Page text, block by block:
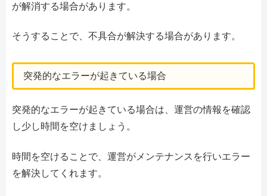
が解消する場合があります。
そうすることで、不具合が解決する場合があります。
突発的なエラーが起きている場合
突発的なエラーが起きている場合は、運営の情報を確認
し少し時間を空けましょう。
時間を空けることで、運営がメンテナンスを行いエラー
を解決してくれます。